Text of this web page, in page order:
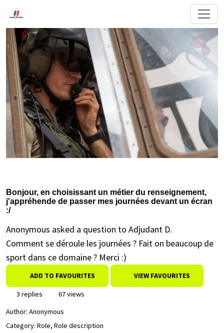
Bonjour, en choisissant un métier du renseignement,
j'appréhende de passer mes journées devant un écran
:/
Anonymous asked a question to Adjudant D.
Comment se déroule les journées ? Fait on beaucoup de
sport dans ce domaine ? Merci :)
ADD TO FAVOURITES VIEW FAVOURITES
3 replies
67 views
Author: Anonymous
Category: Role, Role description